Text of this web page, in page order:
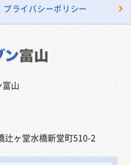
プライバシーポリシー
山
辻ヶ堂水橋新堂町510-2